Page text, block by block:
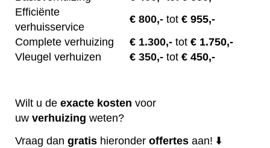
Efficiënte
verhuisservice
€ 800,- tot € 955,-
Complete verhuizing
€ 1.300,- tot € 1.750,-
Vleugel verhuizen
€ 350,- tot € 450,-
Wilt u de exacte kosten voor
uw verhuizing weten?
Vraag dan gratis hieronder offertes aan! ⬇️